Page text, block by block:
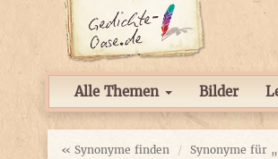
Alle Themen Bilder
« Synonyme finden Synonyme für